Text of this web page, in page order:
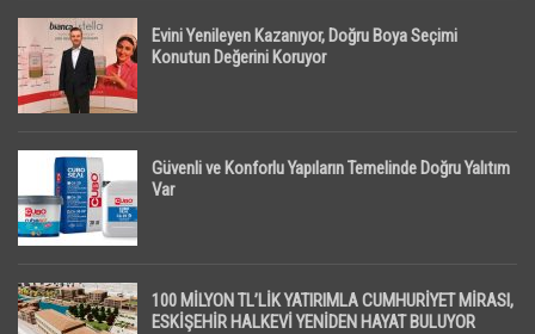
Evini Yenileyen Kazanıyor, Doğru Boya Seçimi
Konutun Değerini Koruyor
Güvenli ve Konforlu Yapıların Temelinde Doğru Yalıtım
Var
100 MİLYON TL’LİK YATIRIMLA CUMHURİYET MİRASI,
ESKİŞEHİR HALKEVİ YENİDEN HAYAT BULUYOR